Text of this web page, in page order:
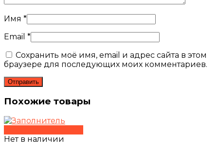
Имя *
Email *
Сохранить моё имя, email и адрес сайта в этом
браузере для последующих моих комментариев.
Похожие товары
Нет в наличии